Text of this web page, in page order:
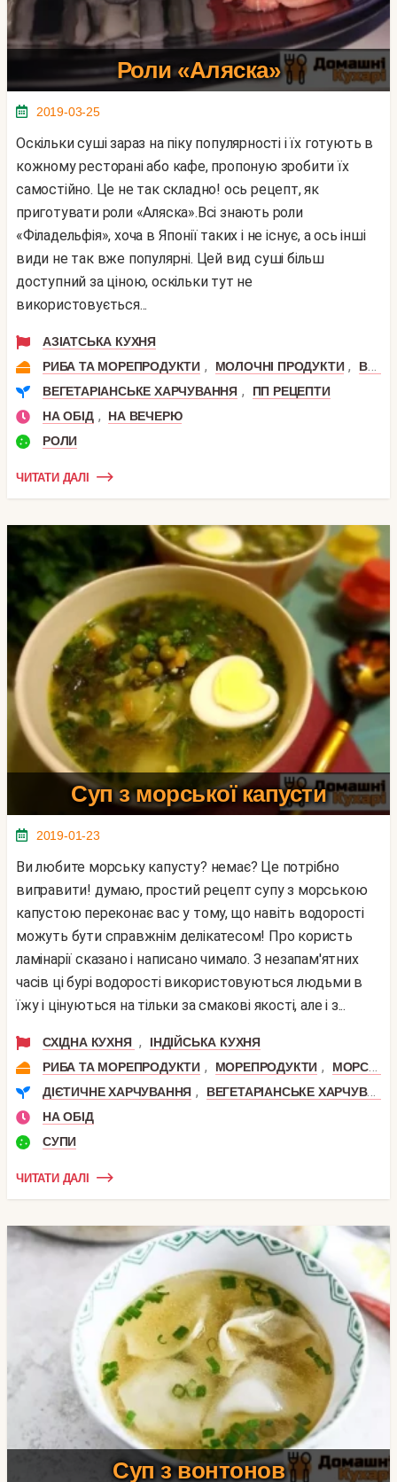
Роли «Аляска»
2019-03-25
Оскільки суші зараз на піку популярності і їх готують в
кожному ресторані або кафе, пропоную зробити їх
самостійно. Це не так складно! ось рецепт, як
приготувати роли «Аляска».Всі знають роли
«Філадельфія», хоча в Японії таких і не існує, а ось інші
види не так вже популярні. Цей вид суші більш
доступний за ціною, оскільки тут не
використовується...
АЗІАТСЬКА КУХНЯ
РИБА ТА МОРЕПРОДУКТИ , МОЛОЧНІ ПРОДУКТИ ,
ВЕРШКОВИЙ СИР
ВЕГЕТАРІАНСЬКЕ ХАРЧУВАННЯ ,
ПП РЕЦЕПТИ
НА ОБІД ,
НА ВЕЧЕРЮ
РОЛИ
ЧИТАТИ ДАЛІ
Суп з морської капусти
2019-01-23
Ви любите морську капусту? немає? Це потрібно
виправити! думаю, простий рецепт супу з морською
капустою переконає вас у тому, що навіть водорості
можуть бути справжнім делікатесом! Про користь
ламінарії сказано і написано чимало. З незапам'ятних
часів ці бурі водорості використовуються людьми в
їжу і цінуються на тільки за смакові якості, але і з...
СХІДНА КУХНЯ ,
ІНДІЙСЬКА КУХНЯ
РИБА ТА МОРЕПРОДУКТИ , МОРЕПРОДУКТИ ,
МОРСЬКА КАПУСТА
ДІЄТИЧНЕ ХАРЧУВАННЯ ,
ВЕГЕТАРІАНСЬКЕ ХАРЧУВАННЯ
НА ОБІД
СУПИ
ЧИТАТИ ДАЛІ
Суп з вонтонов